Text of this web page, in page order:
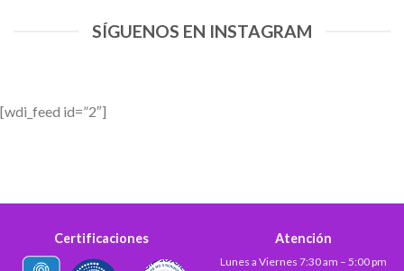
SÍGUENOS EN INSTAGRAM
[wdi_feed id=”2″]
Certificaciones Atención
Lunes a Viernes 7:30 am – 5:00 pm